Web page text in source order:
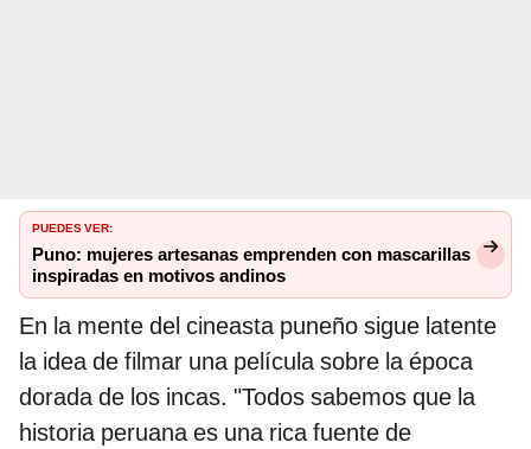
PUEDES VER:
Puno: mujeres artesanas emprenden con mascarillas
inspiradas en motivos andinos
En la mente del cineasta puneño sigue latente
la idea de filmar una película sobre la época
dorada de los incas. "Todos sabemos que la
historia peruana es una rica fuente de